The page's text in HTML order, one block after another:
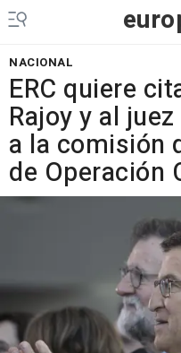
NACIONAL
ERC quiere
Rajoy y al
a la comisión
de Operación